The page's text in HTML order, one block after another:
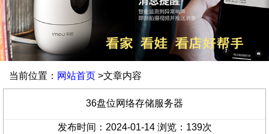
当前位置： 网站首页 >文章内容
36盘位网络存储服务器
发布时间：2024-01-14 浏览： 139次